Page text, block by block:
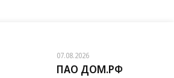
07.08.2026
ПАО ДОМ.РФ